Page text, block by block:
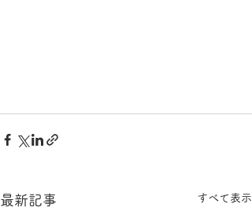
最新記事 すべて表示